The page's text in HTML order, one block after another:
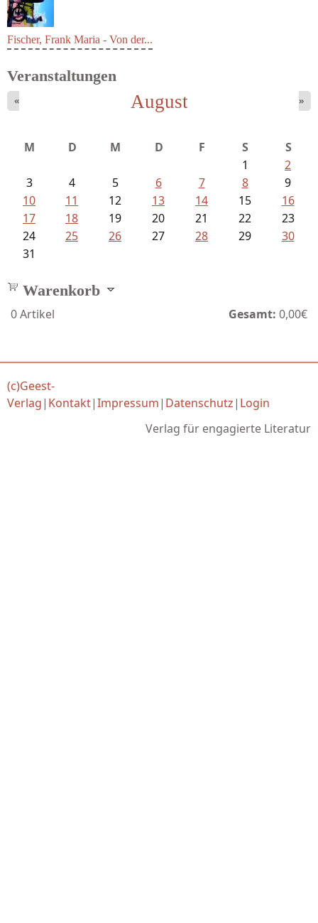
Fischer, Frank Maria - Von der...
Veranstaltungen
August
« »
M D M D F S
S
1
2
3
4 5 6 7 8
9
10
11 12 13 14 15
16
17
18 19 20 21 22
23
24
25 26 27 28 29
30
31
Warenkorb
0Artikel Gesamt: 0,00€
(c)Geest-
Verlag| Kontakt|Impressum| Datenschutz| Login
Verlag für engagierte Literatur